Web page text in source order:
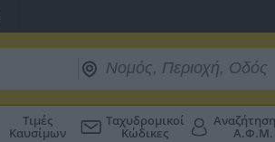
Τιμές
Καυσίμων
Ταχυδρομικοί
Κώδικες Α.Φ.Μ.